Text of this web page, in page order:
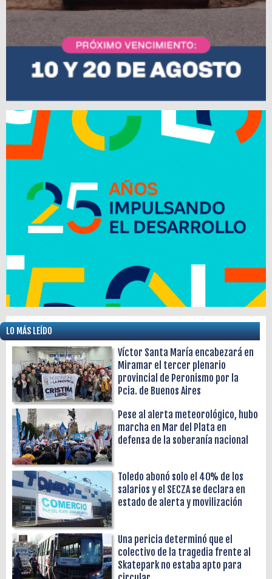
LO MÁS LEÍDO
Víctor Santa María encabezará en
Miramar el tercer plenario
provincial de Peronismo por la
Pcia. de Buenos Aires
Pese al alerta meteorológico, hubo
marcha en Mar del Plata en
defensa de la soberanía nacional
Toledo abonó solo el 40% de los
salarios y el SECZA se declara en
estado de alerta y movilización
Una pericia determinó que el
colectivo de la tragedia frente al
Skatepark no estaba apto para